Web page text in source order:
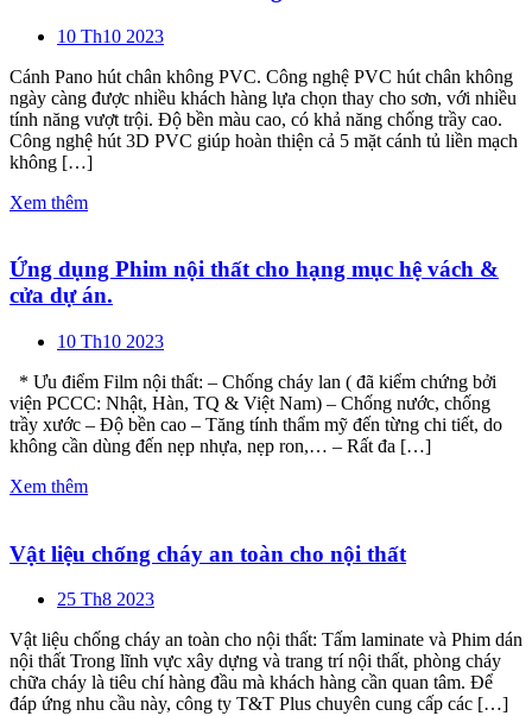
10 Th10 2023
Cánh Pano hút chân không PVC. Công nghệ PVC hút chân không
ngày càng được nhiều khách hàng lựa chọn thay cho sơn, với nhiều
tính năng vượt trội. Độ bền màu cao, có khả năng chống trầy cao.
Công nghệ hút 3D PVC giúp hoàn thiện cả 5 mặt cánh tủ liền mạch
không […]
Xem thêm
Ứng dụng Phim nội thất cho hạng mục hệ vách &
cửa dự án.
10 Th10 2023
* Ưu điểm Film nội thất: – Chống cháy lan ( đã kiểm chứng bởi
viện PCCC: Nhật, Hàn, TQ & Việt Nam) – Chống nước, chống
trầy xước – Độ bền cao – Tăng tính thẩm mỹ đến từng chi tiết, do
không cần dùng đến nẹp nhựa, nẹp ron,… – Rất đa […]
Xem thêm
Vật liệu chống cháy an toàn cho nội thất
25 Th8 2023
Vật liệu chống cháy an toàn cho nội thất: Tấm laminate và Phim dán
nội thất Trong lĩnh vực xây dựng và trang trí nội thất, phòng cháy
chữa cháy là tiêu chí hàng đầu mà khách hàng cần quan tâm. Để
đáp ứng nhu cầu này, công ty T&T Plus chuyên cung cấp các […]